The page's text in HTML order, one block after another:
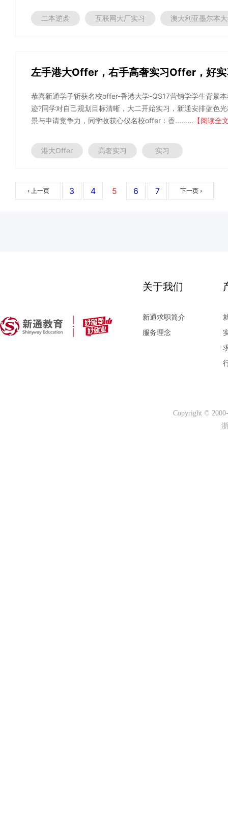
二本逆袭 互联网大厂实习 澳大利亚墨尔本
左手港大Offer，右手高奢实习Offer，好
恭喜新通学子斩获名校offer-香港大学-QS17营销学学生背景
迹?同学对自己规划目标清晰，大二开始实习，新通安排蓝色
景与申请竞争力，同学收获心仪名校offer：香...……
【阅读全
港大Offer 高奢实习 实习
‹ 上一页 3 4 5 6 7 下一页 ›
关于我们
新通求职简介
服务理念
Copyright ©